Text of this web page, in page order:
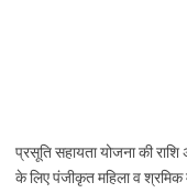
प्रसूति सहायता योजना की
के लिए पंजीकृत महिला व श्रमिक